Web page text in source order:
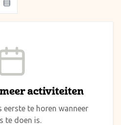
activiteiten
eerste te horen wanneer
te doen is.